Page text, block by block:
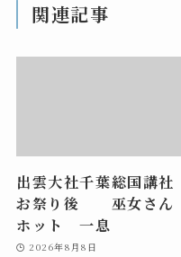
関連記事
出雲大社千葉総国講社
お祭り後 巫女さん
ホット 一息
2026年8月8日